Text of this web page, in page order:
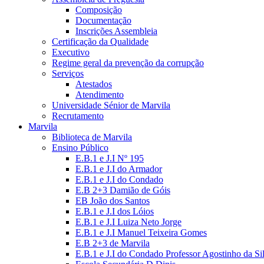
Composição
Documentação
Inscrições Assembleia
Certificação da Qualidade
Executivo
Regime geral da prevenção da corrupção
Serviços
Atestados
Atendimento
Universidade Sénior de Marvila
Recrutamento
Marvila
Biblioteca de Marvila
Ensino Público
E.B.1 e J.I Nº 195
E.B.1 e J.I do Armador
E.B.1 e J.I do Condado
E.B 2+3 Damião de Góis
EB João dos Santos
E.B.1 e J.I dos Lóios
E.B.1 e J.I Luiza Neto Jorge
E.B.1 e J.I Manuel Teixeira Gomes
E.B 2+3 de Marvila
E.B.1 e J.I do Condado Professor Agostinho da